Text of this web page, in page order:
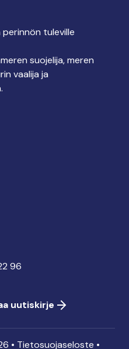
perinnön tuleville
suojelija, meren
vaalija ja
96
uutiskirje
• Tietosuojaseloste •